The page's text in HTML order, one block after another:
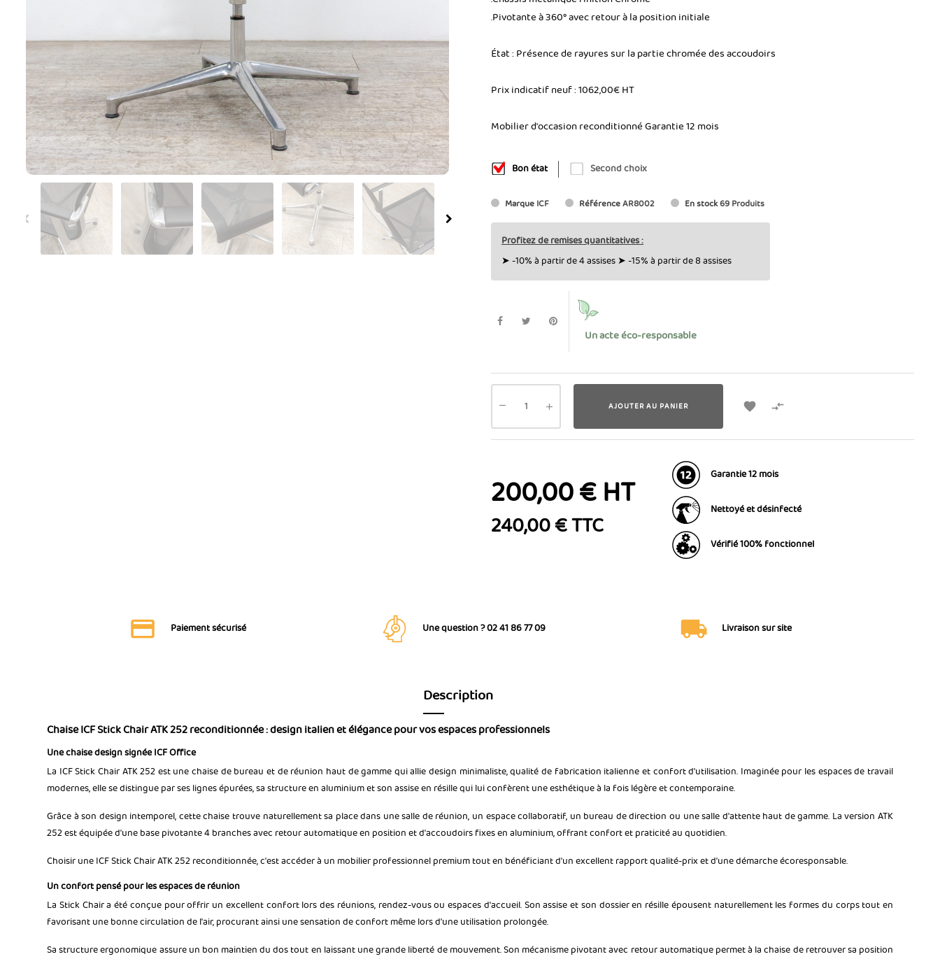
.Pivotante à 360° avec retour à la position initiale
État : Présence de rayures sur la partie chromée des accoudoirs
Prix indicatif neuf : 1062,00€ HT
Mobilier d'occasion reconditionné Garantie 12 mois
Bon état Second choix
Marque ICF RéférenceAR8002 En stock69 Produits
Profitez de remises quantitatives :
➤ -10% à partir de 4 assises ➤ -15% à partir de 8 assises
Un acte éco-responsable
AJOUTER AU PANIER  
200,00 € HT
240,00 € TTC
Garantie 12 mois
Nettoyé et désinfecté
Vérifié 100% fonctionnel
Paiement sécurisé Une question ? 02 41 86 77 09 Livraison sur site
Description
Chaise ICF Stick Chair ATK 252 reconditionnée : design italien et élégance pour vos espaces professionnels
Une chaise design signée ICF Office
La ICF Stick Chair ATK 252 est une chaise de bureau et de réunion haut de gamme qui allie design minimaliste, qualité de fabrication italienne et confort d'utilisation. Imaginée pour les espaces de travail
modernes, elle se distingue par ses lignes épurées, sa structure en aluminium et son assise en résille qui lui confèrent une esthétique à la fois légère et contemporaine.
Grâce à son design intemporel, cette chaise trouve naturellement sa place dans une salle de réunion, un espace collaboratif, un bureau de direction ou une salle d'attente haut de gamme. La version ATK
252 est équipée d'une base pivotante 4 branches avec retour automatique en position et d'accoudoirs fixes en aluminium, offrant confort et praticité au quotidien.
Choisir une ICF Stick Chair ATK 252 reconditionnée, c'est accéder à un mobilier professionnel premium tout en bénéficiant d'un excellent rapport qualité-prix et d'une démarche écoresponsable.
Un confort pensé pour les espaces de réunion
La Stick Chair a été conçue pour offrir un excellent confort lors des réunions, rendez-vous ou espaces d'accueil. Son assise et son dossier en résille épousent naturellement les formes du corps tout en
favorisant une bonne circulation de l'air, procurant ainsi une sensation de confort même lors d'une utilisation prolongée.
Sa structure ergonomique assure un bon maintien du dos tout en laissant une grande liberté de mouvement. Son mécanisme pivotant avec retour automatique permet à la chaise de retrouver sa position